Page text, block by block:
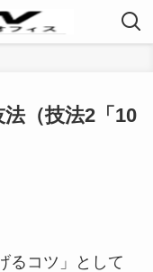
（技法2「10
るコツ」として